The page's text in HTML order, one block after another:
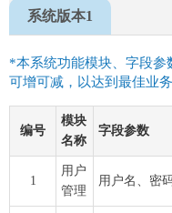
系统版本1
*本系统功能模块、字段参
可增可减，以达到最佳业
编号
模块
名称
字段参数
1
用户
管理
用户名、密